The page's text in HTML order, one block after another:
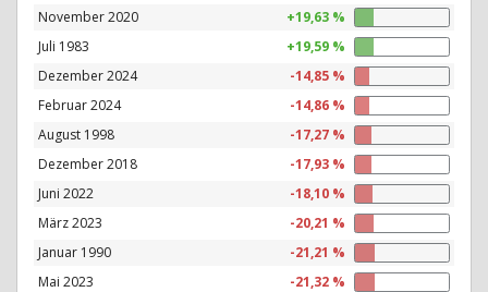
November 2020
+19,63 %
Juli 1983
+19,59 %
Dezember 2024
-14,85 %
Februar 2024
-14,86 %
August 1998
-17,27 %
Dezember 2018
-17,93 %
Juni 2022
-18,10 %
März 2023
-20,21 %
Januar 1990
-21,21 %
Mai 2023
-21,32 %